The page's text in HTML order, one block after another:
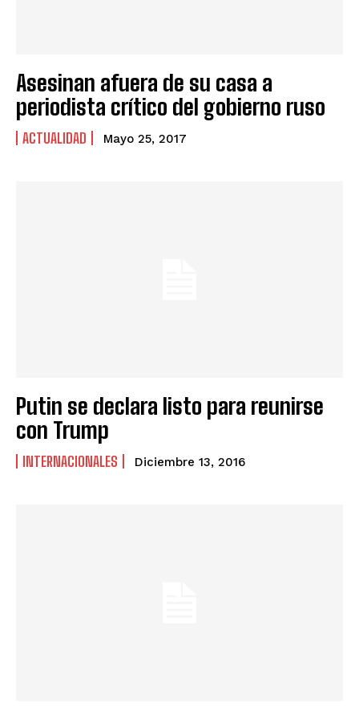
Asesinan afuera de su casa a
periodista crítico del gobierno ruso
ACTUALIDAD Mayo 25, 2017
Putin se declara listo para reunirse
con Trump
INTERNACIONALES Diciembre 13, 2016